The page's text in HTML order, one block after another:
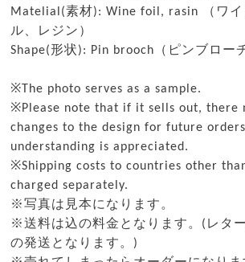
Matelial(素材): Wine foil, rasin （ワイ
ル、レジン）
Shape(形状): Pin brooch（ピンブロー
※The photo serves as a sample.
※Please note that if it sells out, there
changes to the design for future
understanding is appreciated.
※Shipping costs to countries other
charged separately.
※写真は見本になります。
※送料は込の料金となります。(レタ
の発送となります。)